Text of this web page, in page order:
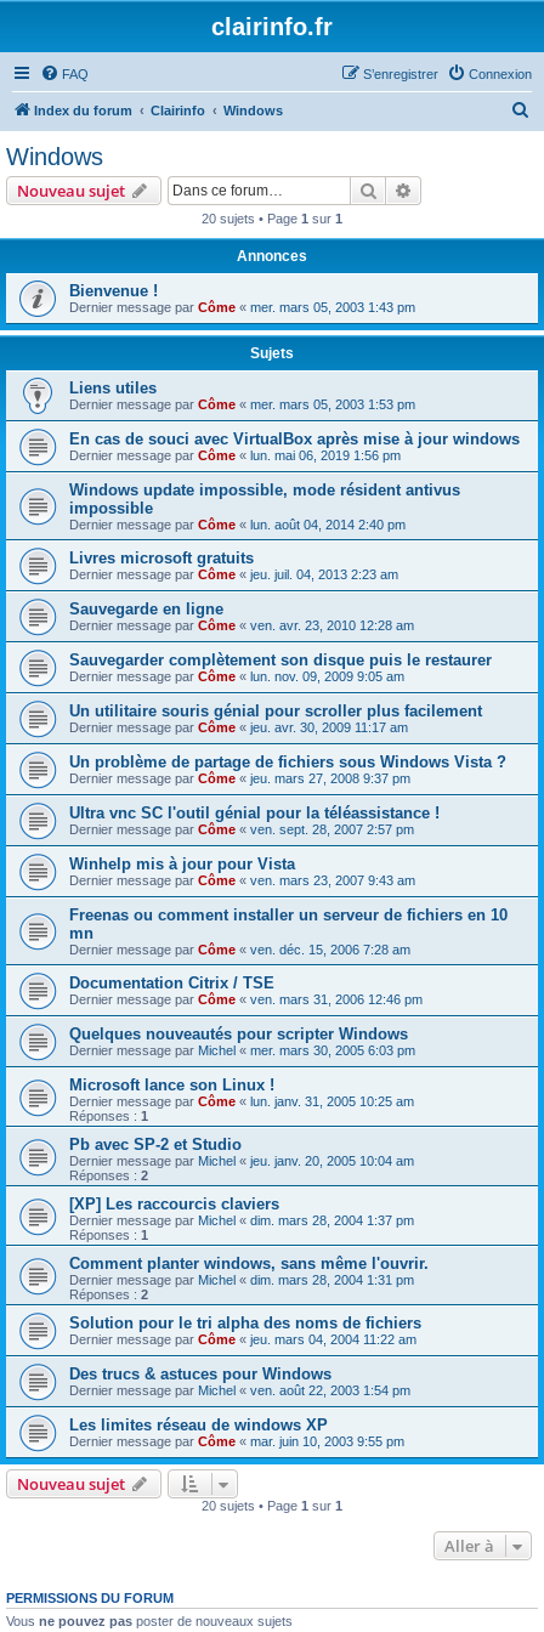
clairinfo.fr
FAQ Connexion
S’enregistrer
Index du forum Clairinfo Windows
e
r
Windows
Nouveau sujet Rechercher
20 sujets • Page 1 sur 1
Annonces
Bienvenue !
Dernier message par Côme « mer. mars 05, 2003 1:43 pm
Sujets
Liens utiles
Dernier message par Côme « mer. mars 05, 2003 1:53 pm
En cas de souci avec VirtualBox après mise à jour windows
Dernier message par Côme « lun. mai 06, 2019 1:56 pm
Windows update impossible, mode résident antivus
impossible
Dernier message par Côme « lun. août 04, 2014 2:40 pm
Livres microsoft gratuits
Dernier message par Côme « jeu. juil. 04, 2013 2:23 am
Sauvegarde en ligne
Dernier message par Côme « ven. avr. 23, 2010 12:28 am
Sauvegarder complètement son disque puis le restaurer
Dernier message par Côme « lun. nov. 09, 2009 9:05 am
Un utilitaire souris génial pour scroller plus facilement
Dernier message par Côme « jeu. avr. 30, 2009 11:17 am
Un problème de partage de fichiers sous Windows Vista ?
Dernier message par Côme « jeu. mars 27, 2008 9:37 pm
Ultra vnc SC l'outil génial pour la téléassistance !
Dernier message par Côme « ven. sept. 28, 2007 2:57 pm
Winhelp mis à jour pour Vista
Dernier message par Côme « ven. mars 23, 2007 9:43 am
Freenas ou comment installer un serveur de fichiers en 10
mn
Dernier message par Côme « ven. déc. 15, 2006 7:28 am
Documentation Citrix / TSE
Dernier message par Côme « ven. mars 31, 2006 12:46 pm
Quelques nouveautés pour scripter Windows
Dernier message par Michel « mer. mars 30, 2005 6:03 pm
Microsoft lance son Linux !
Dernier message par Côme « lun. janv. 31, 2005 10:25 am
Réponses : 1
Pb avec SP-2 et Studio
Dernier message par Michel « jeu. janv. 20, 2005 10:04 am
Réponses : 2
[XP] Les raccourcis claviers
Dernier message par Michel « dim. mars 28, 2004 1:37 pm
Réponses : 1
Comment planter windows, sans même l'ouvrir.
Dernier message par Michel « dim. mars 28, 2004 1:31 pm
Réponses : 2
Solution pour le tri alpha des noms de fichiers
Dernier message par Côme « jeu. mars 04, 2004 11:22 am
Des trucs & astuces pour Windows
Dernier message par Michel « ven. août 22, 2003 1:54 pm
Les limites réseau de windows XP
Dernier message par Côme « mar. juin 10, 2003 9:55 pm
Nouveau sujet
20 sujets • Page 1 sur 1
Aller à
PERMISSIONS DU FORUM
Vous ne pouvez pas poster de nouveaux sujets